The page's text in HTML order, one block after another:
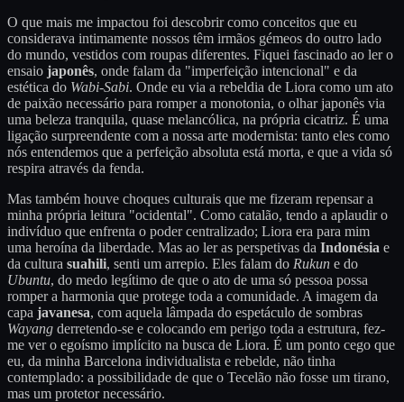
O que mais me impactou foi descobrir como conceitos que eu
considerava intimamente nossos têm irmãos gémeos do outro lado
do mundo, vestidos com roupas diferentes. Fiquei fascinado ao ler o
ensaio japonês, onde falam da "imperfeição intencional" e da
estética do Wabi-Sabi. Onde eu via a rebeldia de Liora como um ato
de paixão necessário para romper a monotonia, o olhar japonês via
uma beleza tranquila, quase melancólica, na própria cicatriz. É uma
ligação surpreendente com a nossa arte modernista: tanto eles como
nós entendemos que a perfeição absoluta está morta, e que a vida só
respira através da fenda.
Mas também houve choques culturais que me fizeram repensar a
minha própria leitura "ocidental". Como catalão, tendo a aplaudir o
indivíduo que enfrenta o poder centralizado; Liora era para mim
uma heroína da liberdade. Mas ao ler as perspetivas da Indonésia e
da cultura suahili, senti um arrepio. Eles falam do Rukun e do
Ubuntu, do medo legítimo de que o ato de uma só pessoa possa
romper a harmonia que protege toda a comunidade. A imagem da
capa javanesa, com aquela lâmpada do espetáculo de sombras
Wayang derretendo-se e colocando em perigo toda a estrutura, fez-
me ver o egoísmo implícito na busca de Liora. É um ponto cego que
eu, da minha Barcelona individualista e rebelde, não tinha
contemplado: a possibilidade de que o Tecelão não fosse um tirano,
mas um protetor necessário.